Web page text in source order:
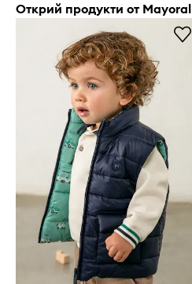
Открий продукти от Mayoral